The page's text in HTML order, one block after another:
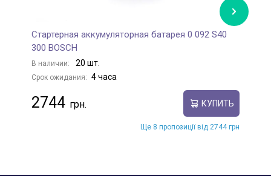
Стартерная аккумуляторная батарея 0 092 S40
300 BOSCH
В наличии: 20 шт.
Срок ожидания: 4 часа
2744 КУПИТЬ
Ще 8 пропозиції від 2744 грн